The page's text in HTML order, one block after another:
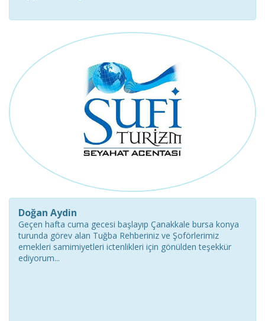
Doğan Aydin
Geçen hafta cuma gecesi başlayıp Çanakkale bursa konya
turunda görev alan Tuğba Rehberiniz ve Şoförlerimiz
emekleri samimiyetleri ictenlikleri için gönülden teşekkür
ediyorum...